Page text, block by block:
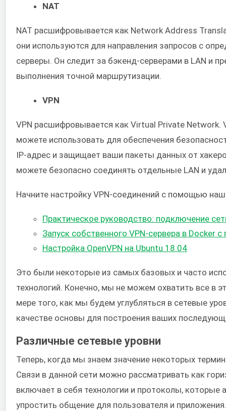
NAT
NAT расшифровывается как Network Address
они используются для направления запросов с
серверы. Он следит за бэкенд-серверами в LAN и
выполнения точной маршрутизации.
VPN
VPN расшифровывается как Virtual Private
можете использовать для обеспечения
IP-адрес и защищает ваши пакеты данных от
можете безопасно соединять отдельные LAN и
Начните настройку VPN-соединений с помощью
Практическое руководство: подключение
Запуск собственного VPN-сервера в Docker
Настройка OpenVPN на Ubuntu 18.04
Это были некоторые из самых базовых и часто
технологий. Конечно, мы не можем охватить все в
мере того, как мы будем углубляться в сетевые
качестве основы для построения ваших
Различные сетевые уровни
Теперь, когда мы знаем значение некоторых
Связи в данной сети можно рассматривать как
включает в себя технологии и протоколы,
упростить общение для пользователя и